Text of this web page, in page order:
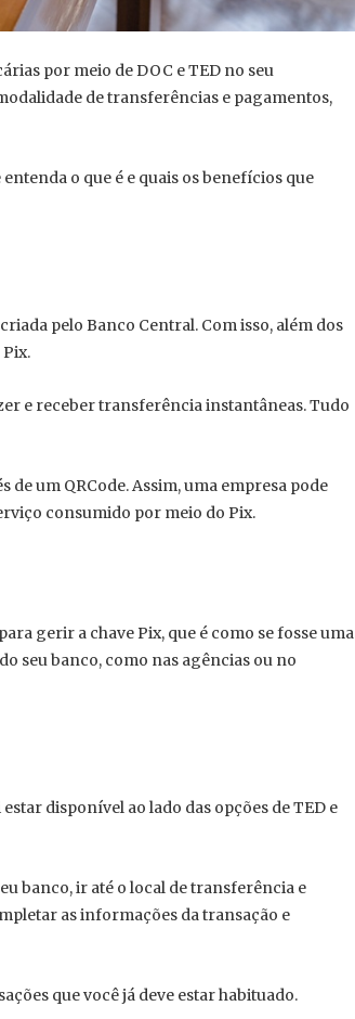
por meio de DOC e TED no seu
de transferências e pagamentos,
o que é e quais os benefícios que
pelo Banco Central. Com isso, além dos
e receber transferência instantâneas. Tudo
um QRCode. Assim, uma empresa pode
consumido por meio do Pix.
gerir a chave Pix, que é como se fosse uma
seu banco, como nas agências ou no
disponível ao lado das opções de TED e
banco, ir até o local de transferência e
as informações da transação e
que você já deve estar habituado.